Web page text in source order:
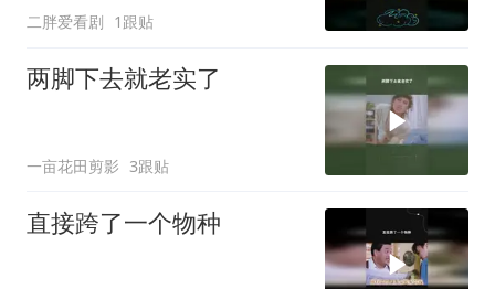
二胖爱看剧 1跟贴
两脚下去就老实了
一亩花田剪影 3跟贴
直接跨了一个物种